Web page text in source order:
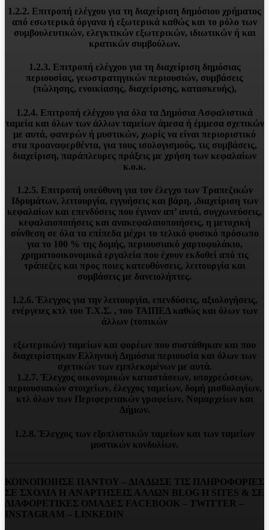
1.2.2. Επιτροπή ελέγχου για τη διαχείριση δημόσιου χρήματος
από εσωτερικά όργανα ή εξωτερικά καθώς και το ρόλο των
συμβουλευτικών, ελεγκτικών εξωτερικών, ιδιωτικών ή και
κρατικών συμβούλων.
1.2.3. Επιτροπή ελέγχου για τη διαχείριση δημόσιας
περιουσίας, γεωστρατηγικών περιουσιών, συμβάσεις
(πώλησης, ενοικίασης, διαχείρισης, κατασκευής),
1.2.4. Επιτροπή ελέγχου για όλα τα Δημόσια Ασφαλιστικά
ταμεία και όλων των άλλων ταμείων άμεσα ή έμμεσα σχετικών
με αυτά, φανερών ή μυστικών, χωρίς να είναι περιοριστικό
στα προαναφερθέντα, για τους ισολογισμούς, τις συμβάσεις,
διαχείριση, παράπλευρες πράξεις με χρήση των κεφαλαίων
κ.ο.κ.
1.2.5. Επιτροπή υπεύθυνη για τον έλεγχο των Τραπεζικών
Ιδρυμάτων, λειτουργία, εγγυήσεις και βάρη, ,διαχείριση των
κεφαλαίων και επενδύσεις που έγιναν απ’ αυτά, συγχωνεύσεις,
κεφαλαιοποιήσεις και ανακεφαλαιοποιήσεις, η μετοχική
σύνθεση σε όλα τα επίπεδα μέχρι το τελικό φυσικό πρόσωπο
για το 100 % της δομής, περιουσιακό χαρτοφυλάκιο,
χρηματοοικονομικά εργαλεία που έχουν εκδοθεί από τις
τράπεζες και προς ποιες κατευθύνσεις, λειτουργία και
συμβάσεις με δανειολήπτες.
1.2.6. Έλεγχος για την λειτουργία, επενδύσεις, αξιολογήσεις,
ενέργειες κτλ του Τ.Χ.Σ. , του ΤΑΙΠΕΔ καθώς και όλων των
άλλων (τοπικών
εξωτερικών) ταμείων και φορέων που συστάθηκαν και που
διαχειρίστηκαν Ελληνική Δημόσια περιουσία και όλων των
σχετικών των εμπλεκομένων με αυτά.
1.2.7. Έλεγχος οικονομικών καταστάσεων, υποχρεώσεων,
περιουσιακών στοιχείων, έλεγχος ταμείων, δομή μισθολογίων,
κτλ όλων των Περιφερειακών γραφείων, Νομαρχείων και
Δήμων.
1.2.8. Έλεγχος των εξοπλιστικών ταμείων και των ταμείων
μυστικών κονδυλίων.
ΚΟΙΝΟΠΟΙΗΣΕ ΠΑΝΤΟΥ – ΔΙΑΔΩΣΕ ΤΙΣ ΠΛΗΡΟΦΟΡΙΕΣ
ΣΕ ΣΧΟΛΙΑ H ΑΝAΡΤΗΣΕΙΣ ΑΛΛΩΝ BLOG H SITES & ΣΕ
ΔΙΑΦΟΡΕTIKEΣ ΟΜΑΔΕΣ FACEBOOK – TWITTER –
INSTAGRAM – LINKEDIN